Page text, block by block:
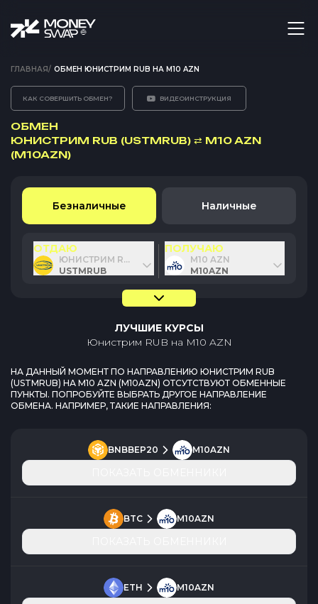
ГЛАВНАЯ/ ОБМЕН ЮНИСТРИМ RUB НА M10 AZN
КАК СОВЕРШИТЬ ОБМЕН? ВИДЕОИНСТРУКЦИЯ
ОБМЕН
ЮНИСТРИМ RUB (USTMRUB) ⇄ M10 AZN
(M10AZN)
Безналичные Наличные
ОТДАЮ
ЮНИСТРИМ RUB
USTMRUB
ПОЛУЧАЮ
M10 AZN
M10AZN
ЛУЧШИЕ КУРСЫ
Юнистрим RUB на M10 AZN
НА ДАННЫЙ МОМЕНТ ПО НАПРАВЛЕНИЮ ЮНИСТРИМ RUB
(USTMRUB) НА M10 AZN (M10AZN) ОТСУТСТВУЮТ ОБМЕННЫЕ
ПУНКТЫ. ПОПРОБУЙТЕ ВЫБРАТЬ ДРУГОЕ НАПРАВЛЕНИЕ
ОБМЕНА. НАПРИМЕР, ТАКИЕ НАПРАВЛЕНИЯ:
BNBBEP20 M10AZN
BTC M10AZN
ETH M10AZN